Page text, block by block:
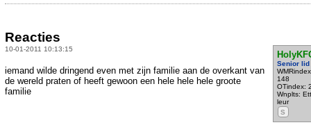
Reacties
10-01-2011 10:13:15
Senior lid
148
OTindex:
Wnplts:
leur
S
iemand wilde dringend even met zijn familie aan de overkant van
de wereld praten of heeft gewoon een hele hele hele groote
familie